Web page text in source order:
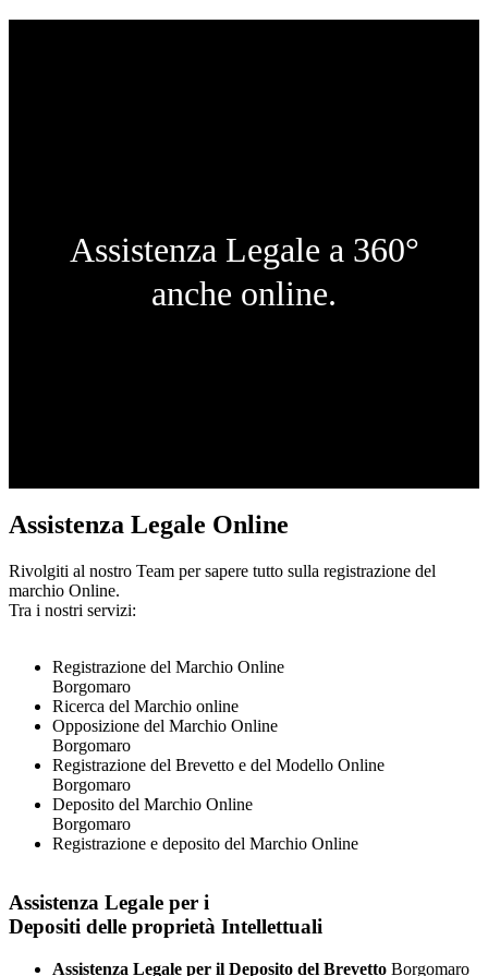
Assistenza Legale a 360°
anche online.
Assistenza Legale Online
Rivolgiti al nostro Team per sapere tutto sulla registrazione del
marchio Online.
Tra i nostri servizi:
Registrazione del Marchio Online
Borgomaro
Ricerca del Marchio online
Opposizione del Marchio Online
Borgomaro
Registrazione del Brevetto e del Modello Online
Borgomaro
Deposito del Marchio Online
Borgomaro
Registrazione e deposito del Marchio Online
Assistenza Legale per i
Depositi delle proprietà Intellettuali
Assistenza Legale per il Deposito del Brevetto Borgomaro